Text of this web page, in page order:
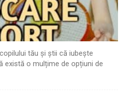
tău și știi că iubește
există o mulțime de opțiuni de